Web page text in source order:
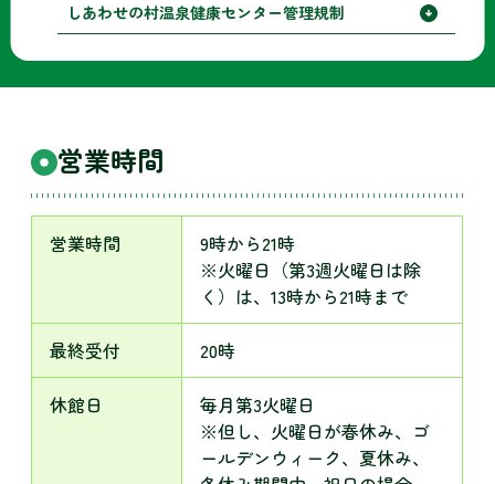
しあわせの村温泉健康センター管理規制
営業時間
営業時間
9時から21時
※火曜日（第3週火曜日は除
く）は、13時から21時まで
最終受付 20時
休館日
毎月第3火曜日
※但し、火曜日が春休み、ゴ
ールデンウィーク、夏休み、